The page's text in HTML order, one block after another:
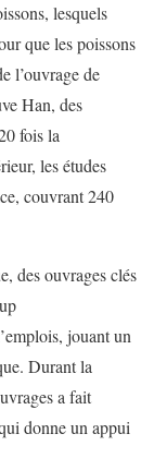
lesquels
que les poissons
l’ouvrage de
Han, des
fois la
les études
couvrant 240
des ouvrages clés
jouant un
Durant la
a fait
donne un appui